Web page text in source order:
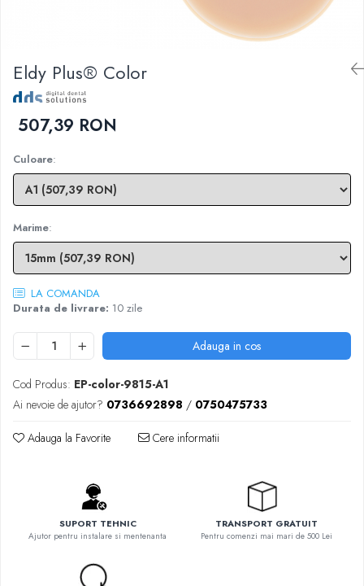
Diverse
hs-opaque
Steamere
Eldy Plus® Color
507,39 RON
Culoare:
Marime:
LA COMANDA
Durata de livrare: 10 zile
Adauga in cos
Cod Produs: EP-color-9815-A1
Ai nevoie de ajutor? 0736692898 / 0750475733
Adauga la Favorite Cere informatii
SUPORT TEHNIC
Ajutor pentru instalare si mentenanta
TRANSPORT GRATUIT
Pentru comenzi mai mari de 500 Lei